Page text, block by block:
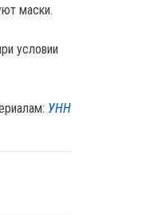
маски.
условии
УНН